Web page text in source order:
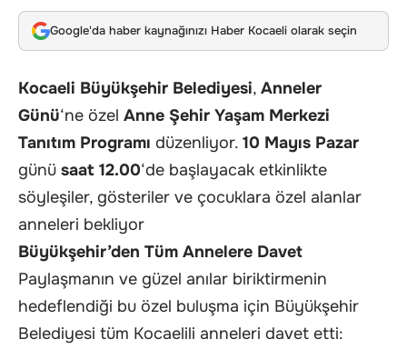
Google'da haber kaynağınızı Haber Kocaeli olarak seçin
Kocaeli Büyükşehir Belediyesi, Anneler
Günü‘ne özel Anne Şehir Yaşam Merkezi
Tanıtım Programı düzenliyor. 10 Mayıs Pazar
günü saat 12.00‘de başlayacak etkinlikte
söyleşiler, gösteriler ve çocuklara özel alanlar
anneleri bekliyor
Büyükşehir’den Tüm Annelere Davet
Paylaşmanın ve güzel anılar biriktirmenin
hedeflendiği bu özel buluşma için Büyükşehir
Belediyesi tüm Kocaelili anneleri davet etti: